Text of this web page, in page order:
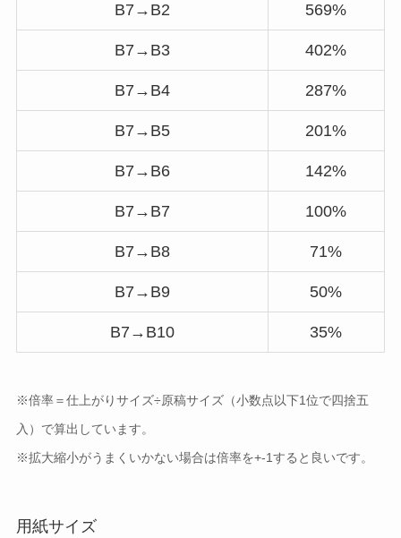
B7→B2 569%
B7→B3 402%
B7→B4 287%
B7→B5 201%
B7→B6 142%
B7→B7 100%
B7→B8 71%
B7→B9 50%
B7→B10 35%
※倍率＝仕上がりサイズ÷原稿サイズ（小数点以下1位で四捨五
入）で算出しています。
※拡大縮小がうまくいかない場合は倍率を+-1すると良いです。
用紙サイズ